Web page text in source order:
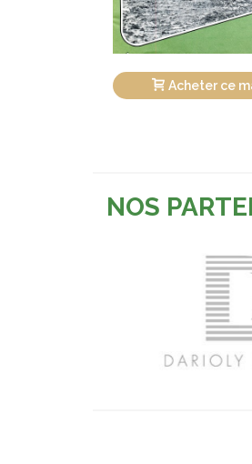
Acheter ce
NOS